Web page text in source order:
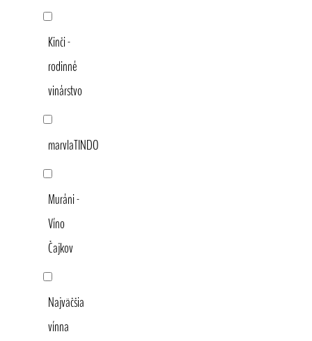
Kinči -
rodinné
vinárstvo
marvlaTINDO
Muráni -
Víno
Čajkov
Najväčšia
vínna